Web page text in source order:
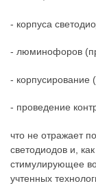
- корпуса
- люминофоров
- корпусирование
- проведение
что не отражает
светодиодов и,
стимулирующее
учтенных